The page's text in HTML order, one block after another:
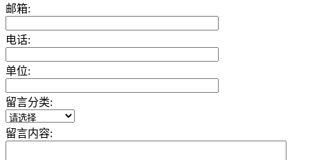
邮箱:
电话:
单位:
留言分类:
留言内容: